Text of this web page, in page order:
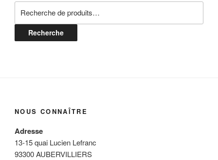
pour :
Recherche
NOUS CONNAÎTRE
Adresse
13-15 quai Lucien Lefranc
93300 AUBERVILLIERS